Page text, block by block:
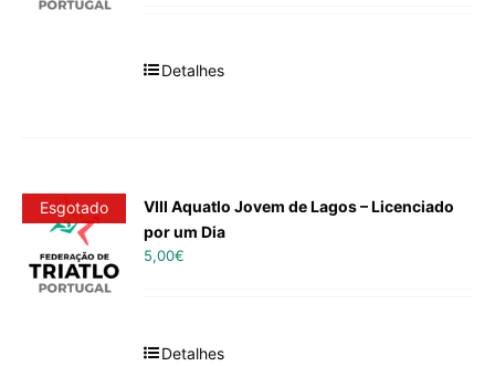
Detalhes
Esgotado
VIII Aquatlo Jovem de Lagos – Licenciado
por um Dia
5,00€
Detalhes